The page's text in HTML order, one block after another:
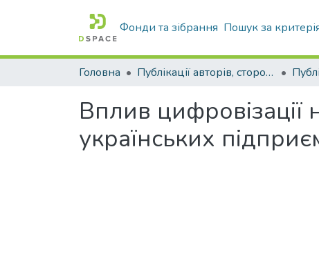
Фонди та зібрання Пошук за
Головна Публікації авторів, сторонніх університету
Вплив
українських